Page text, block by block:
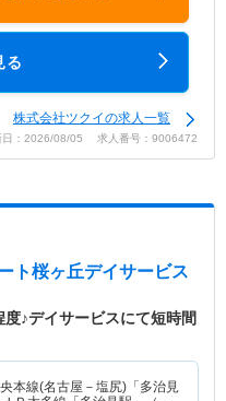
る
株式会社ツクイの求人一覧
日：2026/08/05 求人番号：9006472
ト桜ヶ丘デイサービス
度♪デイサービスにて短時間
央本線(名古屋－塩尻)「多治見